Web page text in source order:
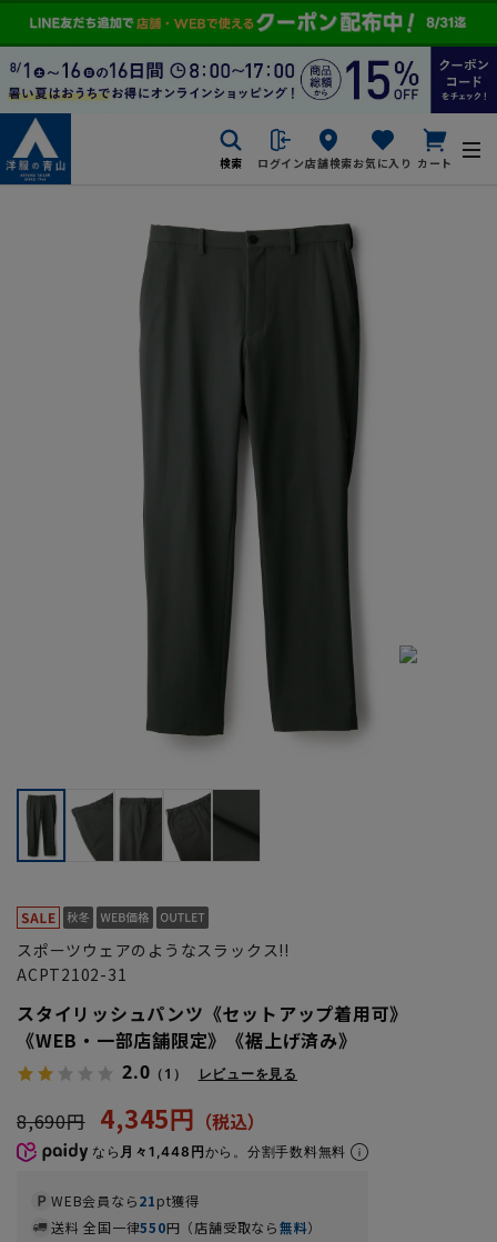
検索 ログイン店舗検索お気に入り カート
スポーツウェアのようなスラックス!!
ACPT2102-31
スタイリッシュパンツ《セットアップ着用可》
《WEB・一部店舗限定》《裾上げ済み》
2.0 （1） レビューを見る
8,690円 4,345円
なら 月々1,448円から。分割手数料無料
WEB会員なら21pt獲得
送料 全国一律550円（店舗受取なら無料）